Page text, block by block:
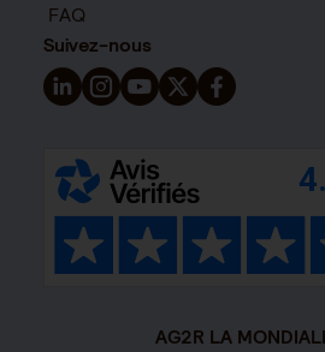
FAQ
Suivez-nous
Suivez-nous sur LinkedIn -
Suivez-nous sur Instagram
Suivez-nous sur
Suivez-nous sur X
Suivez-nous
AG2R LA